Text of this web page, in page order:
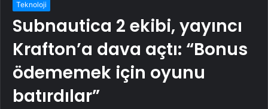
Teknoloji
Subnautica 2 ekibi, yayıncı
Krafton’a dava açtı: “Bonus
ödememek için oyunu
batırdılar”